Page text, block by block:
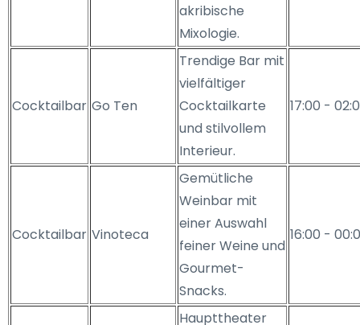
akribische
Mixologie.
Cocktailbar Go Ten
Trendige Bar mit
vielfältiger
Cocktailkarte
und stilvollem
Interieur.
17:00 -
Cocktailbar Vinoteca
Gemütliche
Weinbar mit
einer Auswahl
feiner Weine und
Gourmet-
Snacks.
16:00 -
Haupttheater